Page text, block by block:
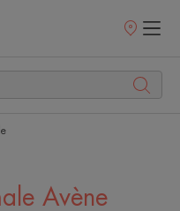
Punti
Avène